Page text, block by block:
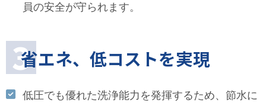
員の安全が守られます。
省エネ、低コストを実現
低圧でも優れた洗浄能力を発揮するため、節水に